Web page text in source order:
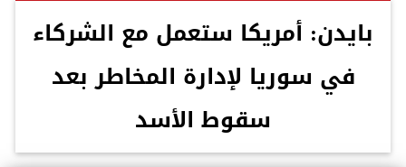
بايدن: أمريكا ستعمل مع الشركاء
في سوريا لإدارة المخاطر بعد
سقوط الأسد